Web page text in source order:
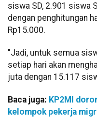
siswa SD, 2.901 siswa
dengan penghitungan
Rp15.000.
"Jadi, untuk semua
setiap hari akan
juta dengan 15.117
Baca juga: KP2MI
kelompok pekerja